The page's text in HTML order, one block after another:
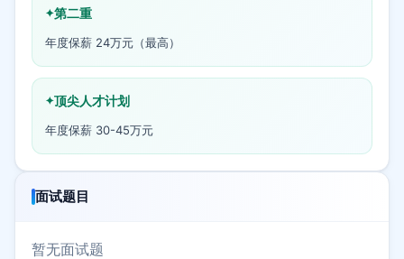
第二重
年度保薪 24万元（最高）
顶尖人才计划
年度保薪 30-45万元
面试题目
暂无面试题